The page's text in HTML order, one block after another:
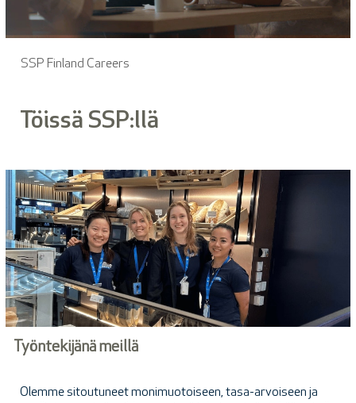
SSP Finland Careers
Töissä SSP:llä
Työntekijänä meillä
Olemme sitoutuneet monimuotoiseen, tasa-arvoiseen ja